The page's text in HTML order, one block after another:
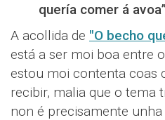
quería comer á
A acollida de "O becho
está a ser moi boa entre
estou moi contenta coas
recibir, malia que o tema
non é precisamente